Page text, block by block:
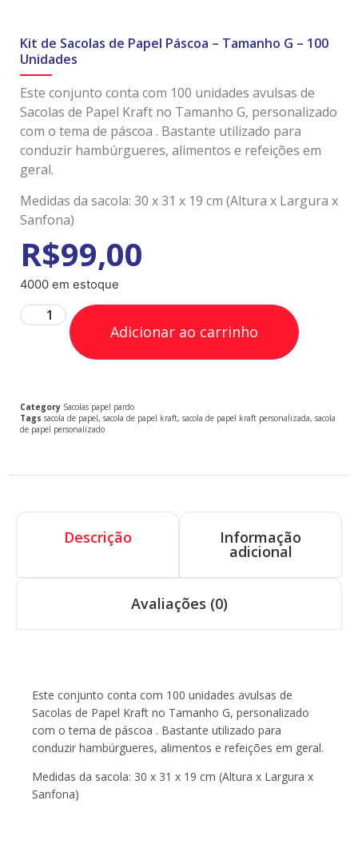
Kit de Sacolas de Papel Páscoa – Tamanho G – 100
Unidades
Este conjunto conta com 100 unidades avulsas de
Sacolas de Papel Kraft no Tamanho G, personalizado
com o tema de páscoa . Bastante utilizado para
conduzir hambúrgueres, alimentos e refeições em
geral.
Medidas da sacola: 30 x 31 x 19 cm (Altura x Largura x
Sanfona)
R$99,00
4000 em estoque
Adicionar ao carrinho
Category Sacolas papel pardo
Tags sacola de papel, sacola de papel kraft, sacola de papel kraft personalizada, sacola
de papel personalizado
Descrição Informação
adicional
Avaliações (0)
Este conjunto conta com 100 unidades avulsas de
Sacolas de Papel Kraft no Tamanho G, personalizado
com o tema de páscoa . Bastante utilizado para
conduzir hambúrgueres, alimentos e refeições em geral.
Medidas da sacola: 30 x 31 x 19 cm (Altura x Largura x
Sanfona)